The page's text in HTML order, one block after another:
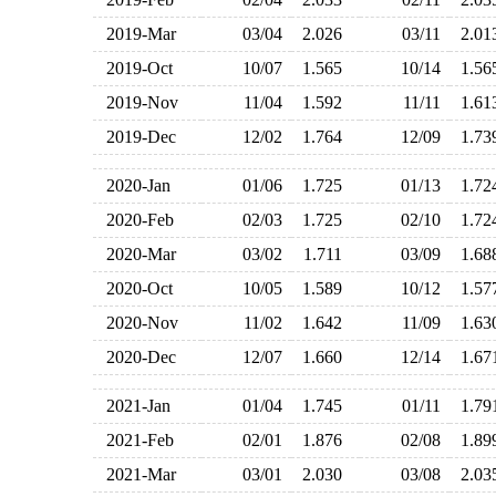
2019-Mar
03/04 2.026 03/11
2019-Oct
10/07 1.565 10/14
2019-Nov
11/04 1.592 11/11
2019-Dec
12/02 1.764 12/09
2020-Jan 01/06 1.725 01/13
2020-Feb
02/03 1.725 02/10
2020-Mar
03/02 1.711 03/09
2020-Oct
10/05 1.589 10/12
2020-Nov
11/02 1.642 11/09
2020-Dec
12/07 1.660 12/14
2021-Jan 01/04 1.745 01/11
2021-Feb
02/01 1.876 02/08
2021-Mar
03/01 2.030 03/08